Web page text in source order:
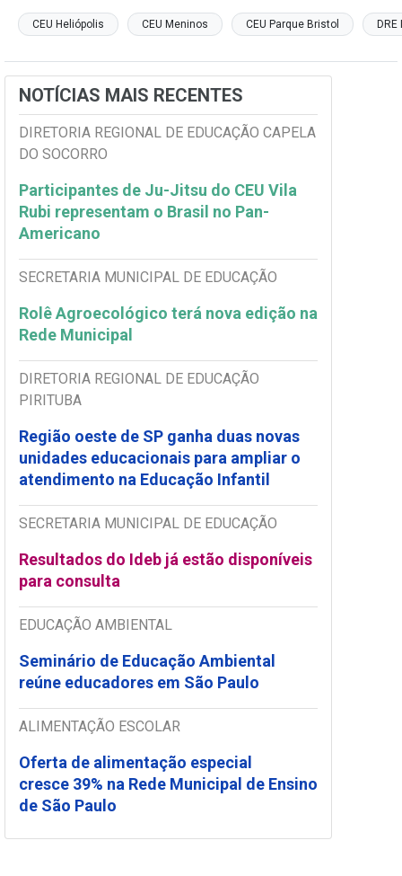
CEU Heliópolis CEU Meninos CEU Parque Bristol
NOTÍCIAS MAIS RECENTES
DIRETORIA REGIONAL DE EDUCAÇÃO CAPELA
DO SOCORRO
Participantes de Ju-Jitsu do CEU Vila
Rubi representam o Brasil no Pan-
Americano
SECRETARIA MUNICIPAL DE EDUCAÇÃO
Rolê Agroecológico terá nova edição na
Rede Municipal
DIRETORIA REGIONAL DE EDUCAÇÃO
PIRITUBA
Região oeste de SP ganha duas novas
unidades educacionais para ampliar o
atendimento na Educação Infantil
SECRETARIA MUNICIPAL DE EDUCAÇÃO
Resultados do Ideb já estão disponíveis
para consulta
EDUCAÇÃO AMBIENTAL
Seminário de Educação Ambiental
reúne educadores em São Paulo
ALIMENTAÇÃO ESCOLAR
Oferta de alimentação especial
cresce 39% na Rede Municipal de Ensino
de São Paulo